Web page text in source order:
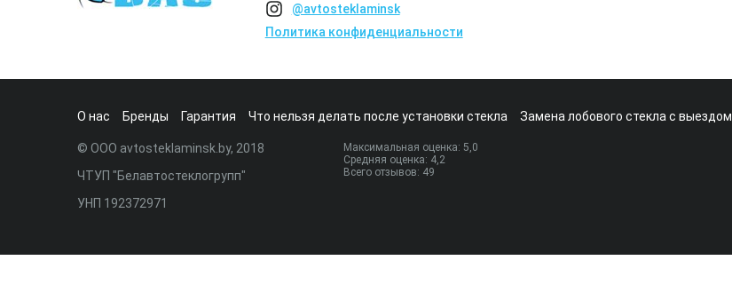
@avtosteklaminsk
Политика конфиденциальности
О нас Бренды Гарантия Что нельзя делать после установки стекла Замена лобового стекла с выездом
© ООО avtosteklaminsk.by, 2018
ЧТУП "Белавтостеклогрупп"
УНП 192372971
Максимальная оценка: 5,0
Средняя оценка: 4,2
Всего отзывов: 49